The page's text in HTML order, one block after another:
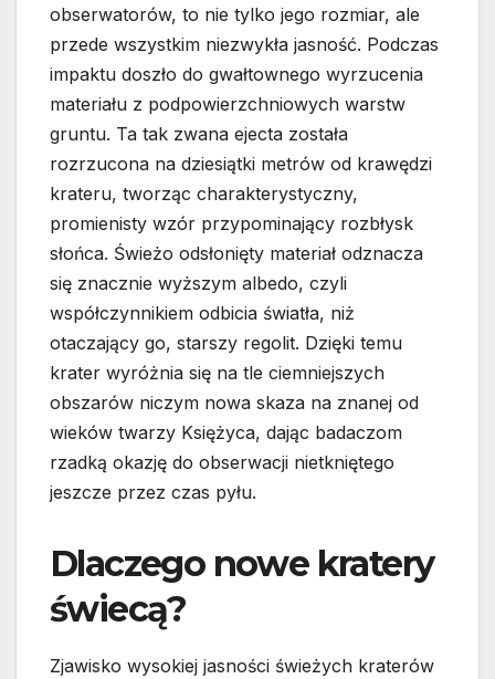
obserwatorów, to nie tylko jego rozmiar, ale
przede wszystkim niezwykła jasność. Podczas
impaktu doszło do gwałtownego wyrzucenia
materiału z podpowierzchniowych warstw
gruntu. Ta tak zwana ejecta została
rozrzucona na dziesiątki metrów od krawędzi
krateru, tworząc charakterystyczny,
promienisty wzór przypominający rozbłysk
słońca. Świeżo odsłonięty materiał odznacza
się znacznie wyższym albedo, czyli
współczynnikiem odbicia światła, niż
otaczający go, starszy regolit. Dzięki temu
krater wyróżnia się na tle ciemniejszych
obszarów niczym nowa skaza na znanej od
wieków twarzy Księżyca, dając badaczom
rzadką okazję do obserwacji nietkniętego
jeszcze przez czas pyłu.
Dlaczego nowe kratery
świecą?
Zjawisko wysokiej jasności świeżych kraterów